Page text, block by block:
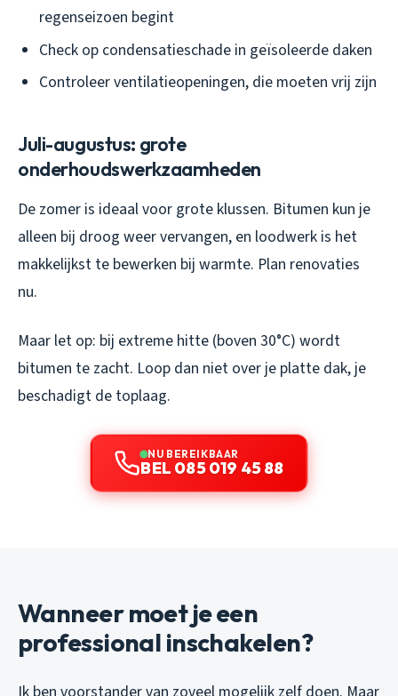
regenseizoen begint
Check op condensatieschade in geïsoleerde daken
Controleer ventilatieopeningen, die moeten vrij zijn
Juli-augustus: grote
onderhoudswerkzaamheden
De zomer is ideaal voor grote klussen. Bitumen kun je
alleen bij droog weer vervangen, en loodwerk is het
makkelijkst te bewerken bij warmte. Plan renovaties
nu.
Maar let op: bij extreme hitte (boven 30°C) wordt
bitumen te zacht. Loop dan niet over je platte dak, je
beschadigt de toplaag.
NU BEREIKBAAR
BEL 085 019 45 88
Wanneer moet je een
professional inschakelen?